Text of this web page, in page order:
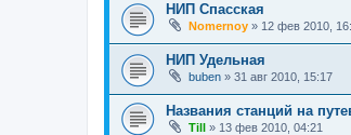
НИП Спасская
Nomernoy » 12 фев 2010,
НИП Удельная
buben » 31 авг 2010, 15:17
Названия станций на
Till » 13 фев 2010, 04:21